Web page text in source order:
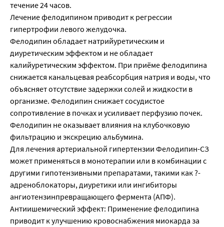
течение 24 часов.
Лечение фелодипином приводит к регрессии
гипертрофии левого желудочка.
Фелодипин обладает натрийуретическим и
диуретическим эффектом и не обладает
калийуретическим эффектом. При приёме фелодипина
снижается канальцевая реабсорбция натрия и воды, что
объясняет отсутствие задержки солей и жидкости в
организме. Фелодипин снижает сосудистое
сопротивление в почках и усиливает перфузию почек.
Фелодипин не оказывает влияния на клубочковую
фильтрацию и экскрецию альбумина.
Для лечения артериальной гипертензии Фелодипин-СЗ
может применяться в монотерапии или в комбинации с
другими гипотензивными препаратами, такими как ?-
адреноблокаторы, диуретики или ингибиторы
ангиотензинпревращающего фермента (АПФ).
Антиишемический эффект: Применение фелодипина
приводит к улучшению кровоснабжения миокарда за